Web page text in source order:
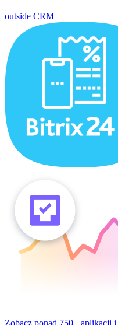
outside CRM
Zobacz ponad 750+ aplikacji